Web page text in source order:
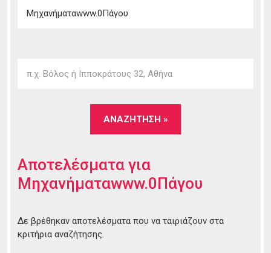
Αποτελέσματα για
Μηχανήματαwww.0Πάγου
Δε βρέθηκαν αποτελέσματα που να ταιριάζουν στα
κριτήρια αναζήτησης.